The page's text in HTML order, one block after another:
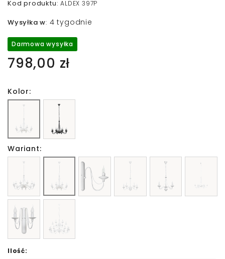
Kod produktu:ALDEX 397P
Wysyłka w: 4 tygodnie
Darmowa wysyłka
798,00 zł
Kolor:
Wariant:
Ilość: